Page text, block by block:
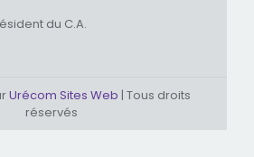
du C.A.
Urécom Sites Web | Tous droits
réservés